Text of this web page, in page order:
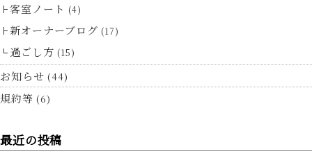
客室ノート (4)
新オーナーブログ (17)
過ごし方 (15)
お知らせ (44)
規約等 (6)
最近の投稿